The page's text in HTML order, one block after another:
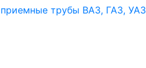
трубы ВАЗ, ГАЗ, УАЗ